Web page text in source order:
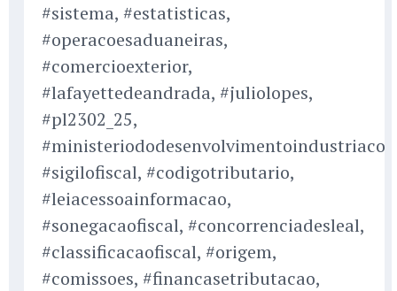
#sistema, #estatisticas,
#operacoesaduaneiras,
#comercioexterior,
#lafayettedeandrada, #juliolopes,
#pl2302_25,
#sigilofiscal, #codigotributario,
#leiacessoainformacao,
#sonegacaofiscal, #concorrenciadesleal,
#classificacaofiscal, #origem,
#comissoes, #financasetributacao,